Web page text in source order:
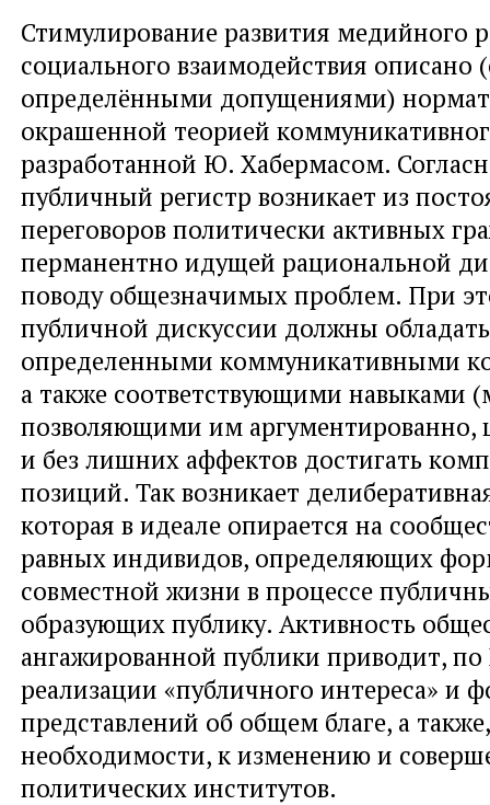
Стимулирование развития медийного
социального взаимодействия описано
определёнными допущениями)
окрашенной теорией
разработанной Ю. Хабермасом.
публичный регистр возникает из
переговоров политически активных
перманентно идущей рациональной
поводу общезначимых проблем. При
публичной дискуссии должны обладать
определенными коммуникативными
а также соответствующими навыками
позволяющими им аргументированно,
и без лишних аффектов достигать
позиций. Так возникает
которая в идеале опирается на
равных индивидов, определяющих
совместной жизни в процессе
образующих публику. Активность
ангажированной публики приводит, по
реализации «публичного интереса» и
представлений об общем благе, а
необходимости, к изменению и
политических институтов.